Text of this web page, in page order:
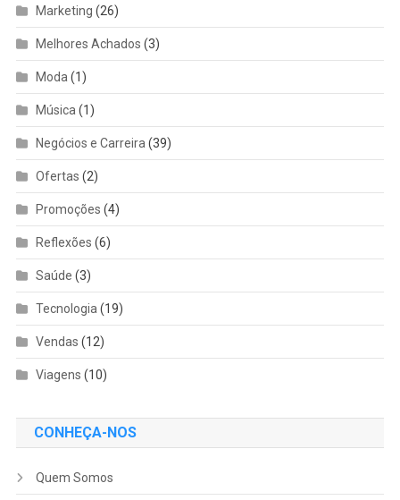
Marketing (26)
Melhores Achados (3)
Moda (1)
Música (1)
Negócios e Carreira (39)
Ofertas (2)
Promoções (4)
Reflexões (6)
Saúde (3)
Tecnologia (19)
Vendas (12)
Viagens (10)
CONHEÇA-NOS
Quem Somos